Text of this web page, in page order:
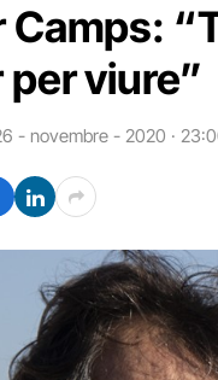
Camps:
viure”
- novembre - 2020 ·